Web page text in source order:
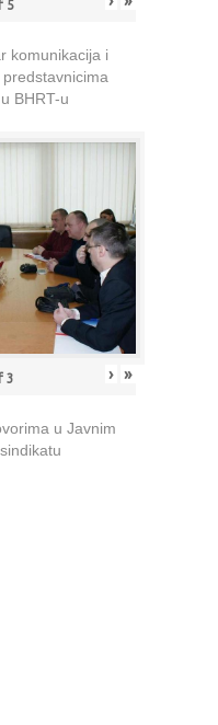
5
komunikacija i
BHRT-u
3 › »
u Javnim